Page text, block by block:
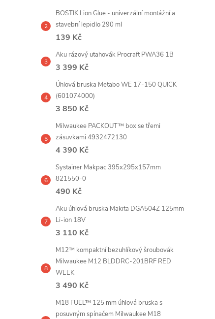
n
l
BOSTIK Lion Glue - univerzální montážní a
stavební lepidlo 290 ml
139 Kč
Aku rázový utahovák Procraft PWA36 1B
3 399 Kč
Úhlová bruska Metabo WE 17-150 QUICK
(601074000)
3 850 Kč
Milwaukee PACKOUT™ box se třemi
zásuvkami 4932472130
4 390 Kč
Systainer Makpac 395x295x157mm
821550-0
490 Kč
Aku úhlová bruska Makita DGA504Z 125mm
Li-ion 18V
3 110 Kč
M12™ kompaktní bezuhlíkový šroubovák
Milwaukee M12 BLDDRC-201BRF RED
WEEK
3 490 Kč
M18 FUEL™ 125 mm úhlová bruska s
posuvným spínačem Milwaukee M18